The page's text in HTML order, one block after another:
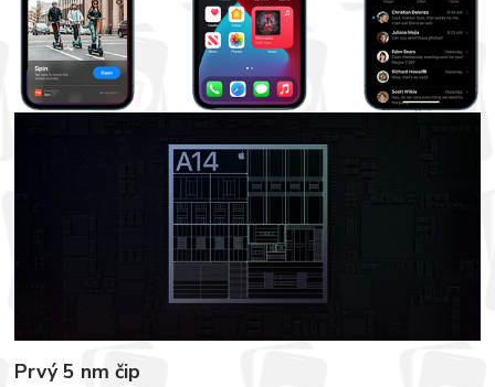
Prvý 5 nm čip